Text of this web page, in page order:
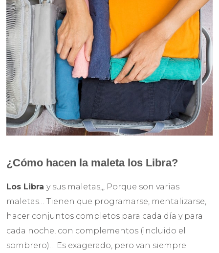
¿Cómo hacen la maleta los Libra?
Los Libray sus maletas,,, Porque son varias
maletas… Tienen que programarse, mentalizarse,
hacer conjuntos completos para cada día y para
cada noche, con complementos (incluido el
sombrero)… Es exagerado, pero van siempre